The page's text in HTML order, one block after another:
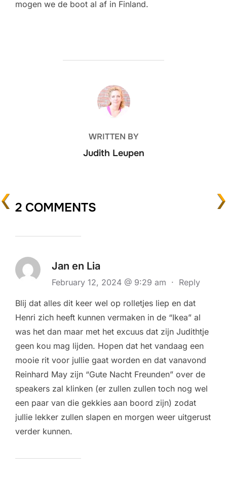
mogen we de boot al af in Finland.
POST AUTHOR
WRITTEN BY
Judith Leupen
2 COMMENTS
Jan en Lia
February 12, 2024 @ 9:29 am · Reply
Blij dat alles dit keer wel op rolletjes liep en dat
Henri zich heeft kunnen vermaken in de “Ikea” al
was het dan maar met het excuus dat zijn Judithtje
geen kou mag lijden. Hopen dat het vandaag een
mooie rit voor jullie gaat worden en dat vanavond
Reinhard May zijn “Gute Nacht Freunden” over de
speakers zal klinken (er zullen zullen toch nog wel
een paar van die gekkies aan boord zijn) zodat
jullie lekker zullen slapen en morgen weer uitgerust
verder kunnen.